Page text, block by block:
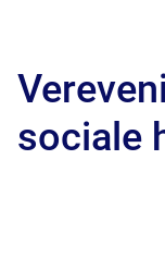
sociale